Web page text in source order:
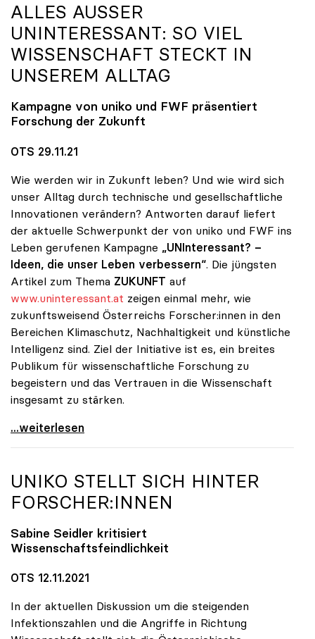
ALLES AUSSER U
NINTERESSANT: SO VIEL W
ISSENSCHAFT STECKT IN U
NSEREM ALLTAG
Kampagne von uniko und FWF präsentiert
Forschung der Zukunft
OTS 29.11.21
Wie werden wir in Zukunft leben? Und wie wird sich
unser Alltag durch technische und gesellschaftliche
Innovationen verändern? Antworten darauf liefert
der aktuelle Schwerpunkt der von uniko und FWF ins
Leben gerufenen Kampagne „UNInteressant? –
Ideen, die unser Leben verbessern“. Die jüngsten
Artikel zum Thema ZUKUNFT auf
www.uninteressant.at zeigen einmal mehr, wie
zukunftsweisend Österreichs Forscher:innen in den
Bereichen Klimaschutz, Nachhaltigkeit und künstliche
Intelligenz sind. Ziel der Initiative ist es, ein breites
Publikum für wissenschaftliche Forschung zu
begeistern und das Vertrauen in die Wissenschaft
insgesamt zu stärken.
Alles außer UNInteressant: So viel Wissenschaft
...weiterlesen
UNIKO STELLT SICH HINTER
FORSCHER:INNEN
Sabine Seidler kritisiert
Wissenschaftsfeindlichkeit
OTS 12.11.2021
In der aktuellen Diskussion um die steigenden
Infektionszahlen und die Angriffe in Richtung